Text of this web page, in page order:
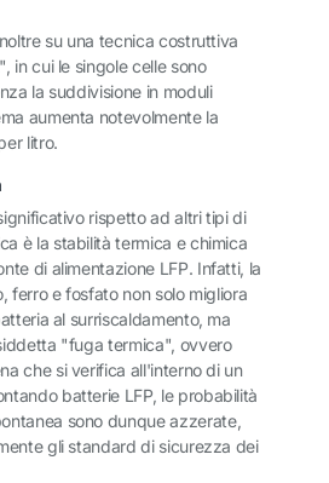
su una tecnica costruttiva
in cui le singole celle sono
la suddivisione in moduli
aumenta notevolmente la
litro.
rispetto ad altri tipi di
è la stabilità termica e chimica
di alimentazione LFP. Infatti, la
ferro e fosfato non solo migliora
al surriscaldamento, ma
"fuga termica", ovvero
che si verifica all'interno di un
batterie LFP, le probabilità
sono dunque azzerate,
gli standard di sicurezza dei